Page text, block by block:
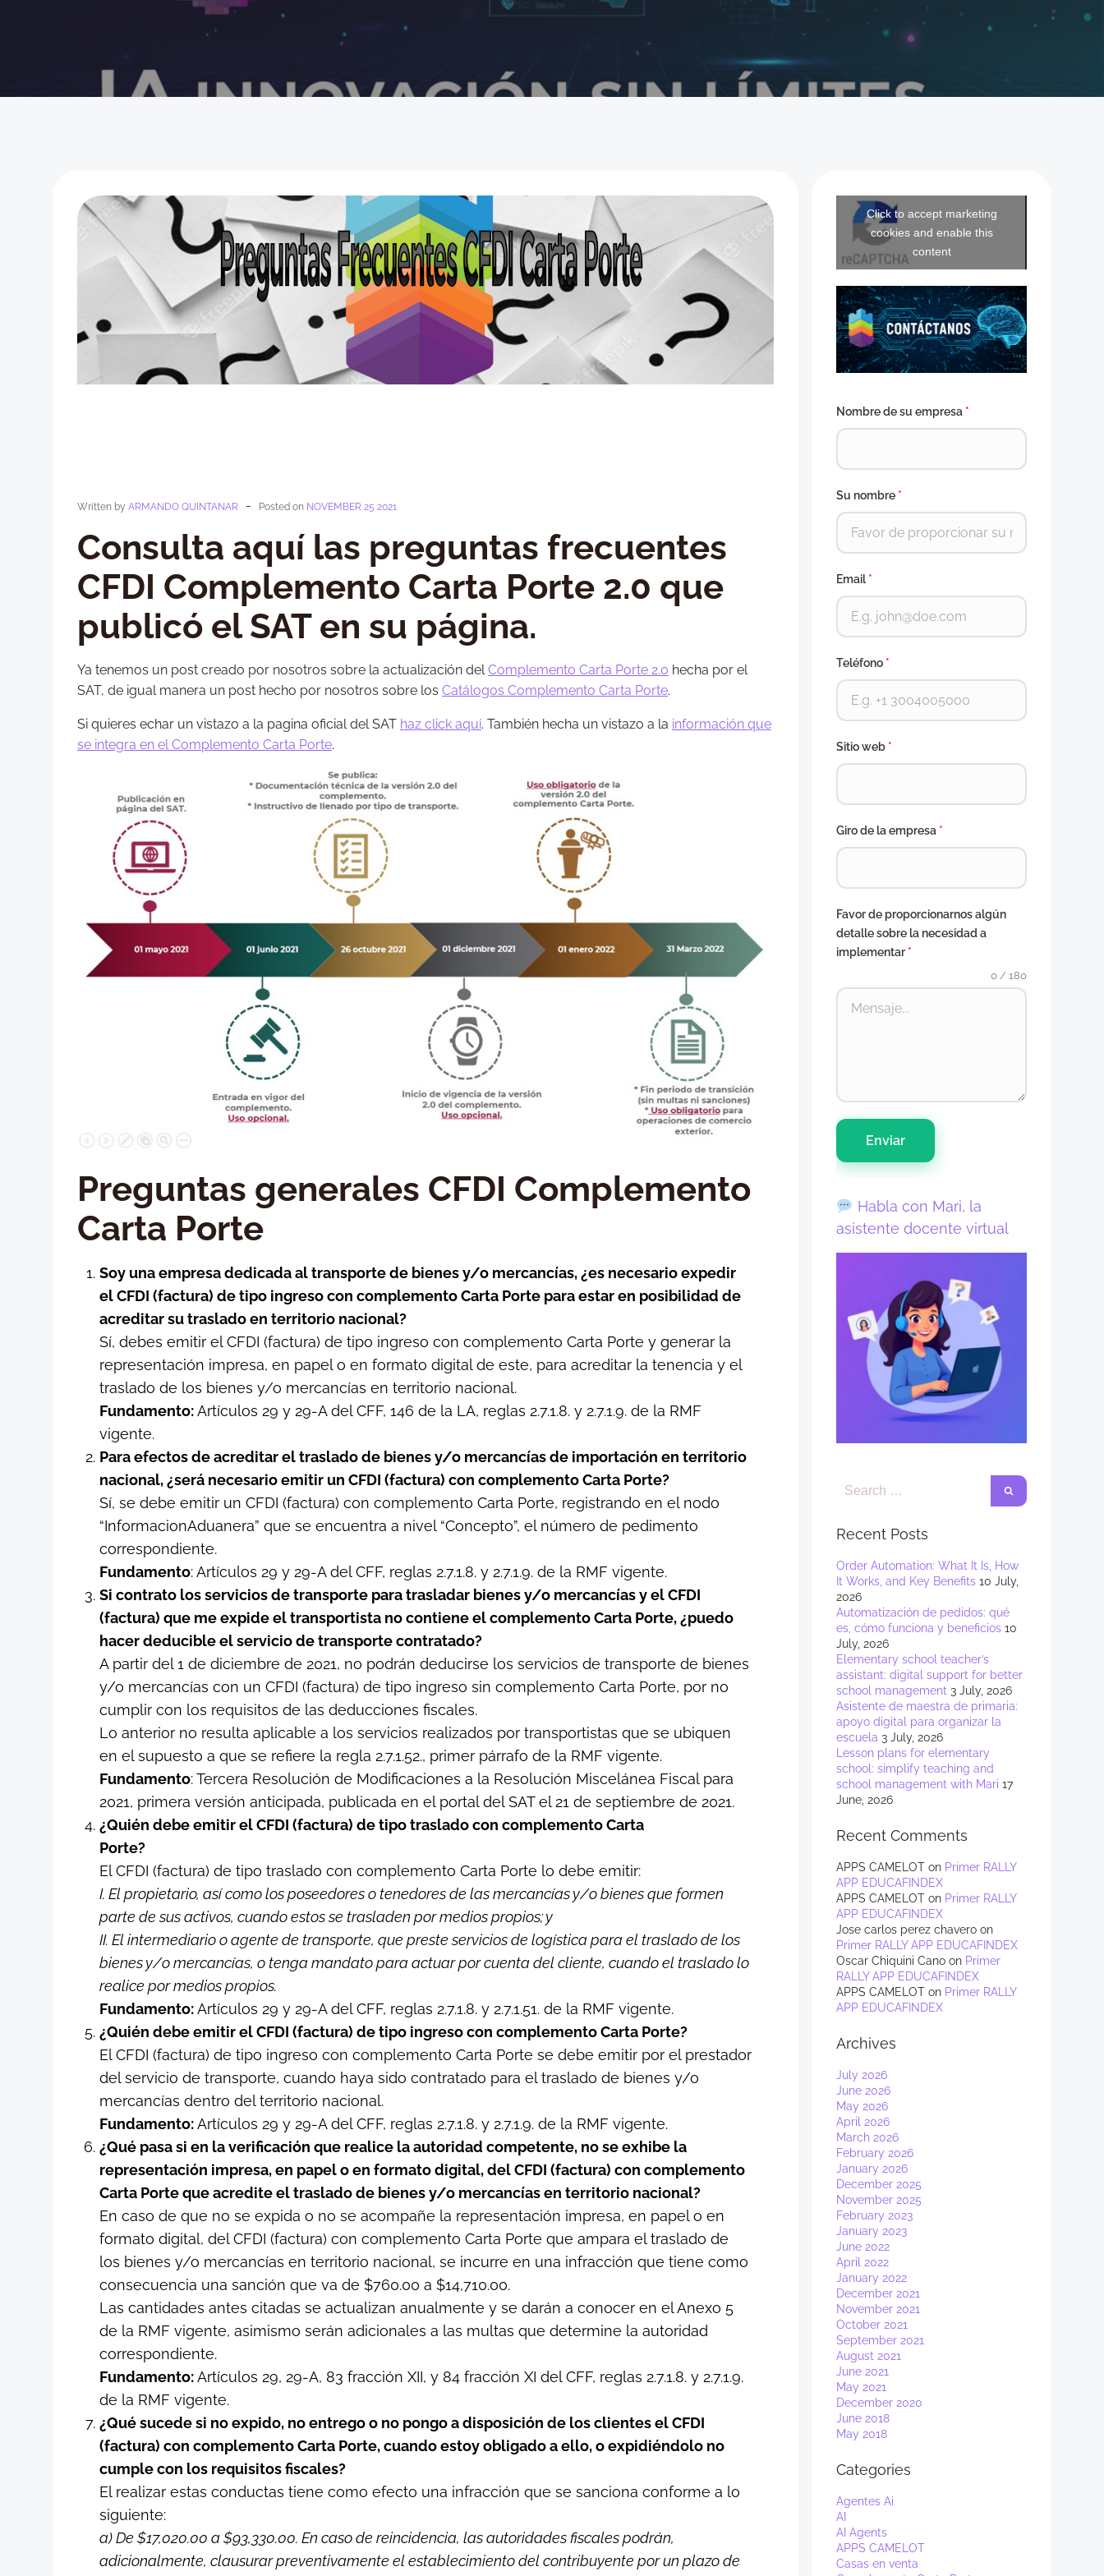
Written by ARMANDO QUINTANAR - Posted on NOVEMBER 25 2021
Consulta aquí las preguntas frecuentes
CFDI Complemento Carta Porte 2.0 que
publicó el SAT en su página.
Ya tenemos un post creado por nosotros sobre la actualización delComplemento Carta Porte 2.0 hecha por el
SAT, de igual manera un post hecho por nosotros sobre los Catálogos Complemento Carta Porte.
Si quieres echar un vistazo a la pagina oficial del SAT haz click aquí. También hecha un vistazo a la información que
se integra en el Complemento Carta Porte.
Preguntas generales CFDI Complemento
Carta Porte
Soy una empresa dedicada al transporte de bienes y/o mercancías, ¿es necesario expedir
el CFDI (factura) de tipo ingreso con complemento Carta Porte para estar en posibilidad de
acreditar su traslado en territorio nacional?
Sí, debes emitir el CFDI (factura) de tipo ingreso con complemento Carta Porte y generar la
representación impresa, en papel o en formato digital de este, para acreditar la tenencia y el
traslado de los bienes y/o mercancías en territorio nacional.
Fundamento:Artículos 29 y 29-A del CFF, 146 de la LA, reglas 2.7.1.8. y 2.7.1.9. de la RMF
vigente.
Para efectos de acreditar el traslado de bienes y/o mercancías de importación en territorio
nacional, ¿será necesario emitir un CFDI (factura) con complemento Carta Porte?
Sí, se debe emitir un CFDI (factura) con complemento Carta Porte, registrando en el nodo
“InformacionAduanera” que se encuentra a nivel “Concepto”, el número de pedimento
correspondiente.
Fundamento: Artículos 29 y 29-A del CFF, reglas 2.7.1.8. y 2.7.1.9. de la RMF vigente.
Si contrato los servicios de transporte para trasladar bienes y/o mercancías y el CFDI
(factura) que me expide el transportista no contiene el complemento Carta Porte, ¿puedo
hacer deducible el servicio de transporte contratado?
A partir del 1 de diciembre de 2021, no podrán deducirse los servicios de transporte de bienes
y/o mercancías con un CFDI (factura) de tipo ingreso sin complemento Carta Porte, por no
cumplir con los requisitos de las deducciones fiscales.
Lo anterior no resulta aplicable a los servicios realizados por transportistas que se ubiquen
en el supuesto a que se refiere la regla 2.7.1.52., primer párrafo de la RMF vigente.
Fundamento: Tercera Resolución de Modificaciones a la Resolución Miscelánea Fiscal para
2021, primera versión anticipada, publicada en el portal del SAT el 21 de septiembre de 2021.
¿Quién debe emitir el CFDI (factura) de tipo traslado con complemento Carta
Porte?
El CFDI (factura) de tipo traslado con complemento Carta Porte lo debe emitir:
I. El propietario, así como los poseedores o tenedores de las mercancías y/o bienes que formen
parte de sus activos, cuando estos se trasladen por medios propios; y
II. El intermediario o agente de transporte, que preste servicios de logística para el traslado de los
bienes y/o mercancías, o tenga mandato para actuar por cuenta del cliente, cuando el traslado lo
realice por medios propios.
Fundamento:Artículos 29 y 29-A del CFF, reglas 2.7.1.8. y 2.7.1.51. de la RMF vigente.
¿Quién debe emitir el CFDI (factura) de tipo ingreso con complemento Carta Porte?
El CFDI (factura) de tipo ingreso con complemento Carta Porte se debe emitir por el prestador
del servicio de transporte, cuando haya sido contratado para el traslado de bienes y/o
mercancías dentro del territorio nacional.
Fundamento:Artículos 29 y 29-A del CFF, reglas 2.7.1.8. y 2.7.1.9. de la RMF vigente.
¿Qué pasa si en la verificación que realice la autoridad competente, no se exhibe la
representación impresa, en papel o en formato digital, del CFDI (factura) con complemento
Carta Porte que acredite el traslado de bienes y/o mercancías en territorio nacional?
En caso de que no se expida o no se acompañe la representación impresa, en papel o en
formato digital, del CFDI (factura) con complemento Carta Porte que ampara el traslado de
los bienes y/o mercancías en territorio nacional, se incurre en una infracción que tiene como
consecuencia una sanción que va de $760.00 a $14,710.00.
Las cantidades antes citadas se actualizan anualmente y se darán a conocer en el Anexo 5
de la RMF vigente, asimismo serán adicionales a las multas que determine la autoridad
correspondiente.
Fundamento:Artículos 29, 29-A, 83 fracción XII, y 84 fracción XI del CFF, reglas 2.7.1.8. y 2.7.1.9.
de la RMF vigente.
¿Qué sucede si no expido, no entrego o no pongo a disposición de los clientes el CFDI
(factura) con complemento Carta Porte, cuando estoy obligado a ello, o expidiéndolo no
cumple con los requisitos fiscales?
El realizar estas conductas tiene como efecto una infracción que se sanciona conforme a lo
siguiente:
a) De $17,020.00 a $93,330.00. En caso de reincidencia, las autoridades fiscales podrán,
adicionalmente, clausurar preventivamente el establecimiento del contribuyente por un plazo de
Click to accept marketing
cookies and enable this
content
Nombre de su empresa *
Su nombre *
Email*
Teléfono *
Sitio web *
Giro de la empresa *
Favor de proporcionarnos algún
detalle sobre la necesidad a
implementar *
0 / 180
Enviar
Habla con Mari, la
asistente docente virtual
Recent Posts
Order Automation: What It Is, How
It Works, and Key Benefits 10 July,
2026
Automatización de pedidos: qué
es, cómo funciona y beneficios 10
July, 2026
Elementary school teacher’s
assistant: digital support for better
school management 3 July, 2026
Asistente de maestra de primaria:
apoyo digital para organizar la
escuela 3 July, 2026
Lesson plans for elementary
school: simplify teaching and
school management with Mari 17
June, 2026
Recent Comments
APPS CAMELOT on Primer RALLY
APP EDUCAFINDEX
APPS CAMELOT on Primer RALLY
APP EDUCAFINDEX
Jose carlos perez chavero on
Primer RALLY APP EDUCAFINDEX
Oscar Chiquini Cano on Primer
RALLY APP EDUCAFINDEX
APPS CAMELOT on Primer RALLY
APP EDUCAFINDEX
Archives
July 2026
June 2026
May 2026
April 2026
March 2026
February 2026
January 2026
December 2025
November 2025
February 2023
January 2023
June 2022
April 2022
January 2022
December 2021
November 2021
October 2021
September 2021
August 2021
June 2021
May 2021
December 2020
June 2018
May 2018
Categories
Agentes Ai
AI
AI Agents
APPS CAMELOT
Casas en venta